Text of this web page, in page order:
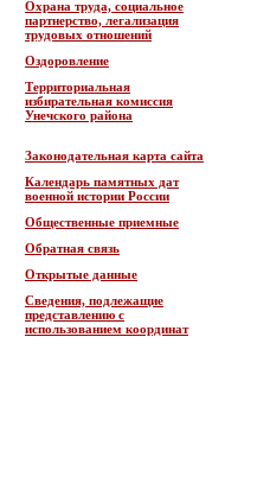
Охрана труда, социальное
партнерство, легализация
трудовых отношений
Оздоровление
Территориальная
избирательная комиссия
Унечского района
Законодательная карта сайта
Календарь памятных дат
военной истории России
Общественные приемные
Обратная связь
Открытые данные
Сведения, подлежащие
представлению с
использованием координат